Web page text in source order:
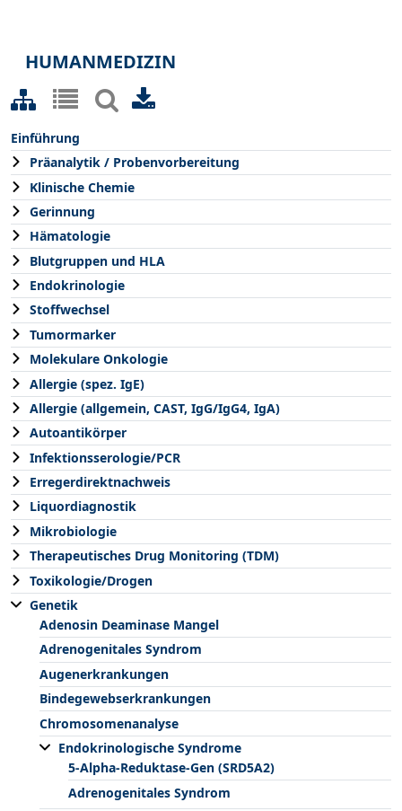
HUMANMEDIZIN
Einführung
Präanalytik / Probenvorbereitung
Klinische Chemie
Gerinnung
Hämatologie
Blutgruppen und HLA
Endokrinologie
Stoffwechsel
Tumormarker
Molekulare Onkologie
Allergie (spez. IgE)
Allergie (allgemein, CAST, IgG/IgG4, IgA)
Autoantikörper
Infektionsserologie/PCR
Erregerdirektnachweis
Liquordiagnostik
Mikrobiologie
Therapeutisches Drug Monitoring (TDM)
Toxikologie/Drogen
Genetik
Adenosin Deaminase Mangel
Adrenogenitales Syndrom
Augenerkrankungen
Bindegewebserkrankungen
Chromosomenanalyse
Endokrinologische Syndrome
5-Alpha-Reduktase-Gen (SRD5A2)
Adrenogenitales Syndrom